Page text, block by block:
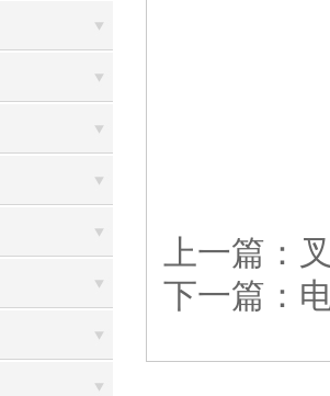
上一篇：
下一篇：